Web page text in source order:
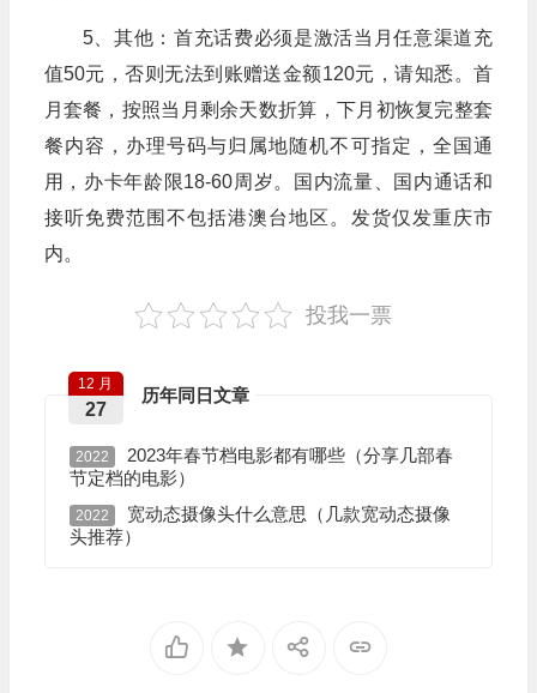
5、其他：首充话费必须是激活当月任意渠道充
值50元，否则无法到账赠送金额120元，请知悉。首
月套餐，按照当月剩余天数折算，下月初恢复完整套
餐内容，办理号码与归属地随机不可指定，全国通
用，办卡年龄限18-60周岁。国内流量、国内通话和
接听免费范围不包括港澳台地区。发货仅发重庆市
内。
投我一票
历年同日文章
12 月
27
2022
2023年春节档电影都有哪些（分享几部春
节定档的电影）
2022
宽动态摄像头什么意思（几款宽动态摄像
头推荐）